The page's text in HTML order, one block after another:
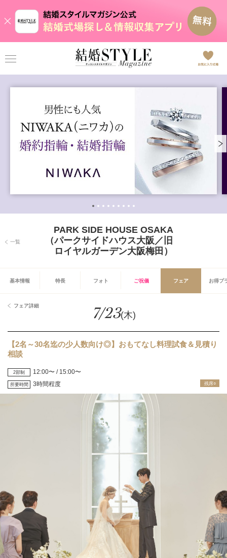
一覧
PARK SIDE HOUSE OSAKA
（パークサイドハウス大阪／旧
ロイヤルガーデン大阪梅田）
基本情報 特長 フォト ご祝儀 フェア お得プ
フェア詳細 7/23(木)
【2名～30名迄の少人数向け◎】おもてなし料理試食＆見積り
相談
2部制 12:00〜 / 15:00〜
所要時間 3時間程度 残席○